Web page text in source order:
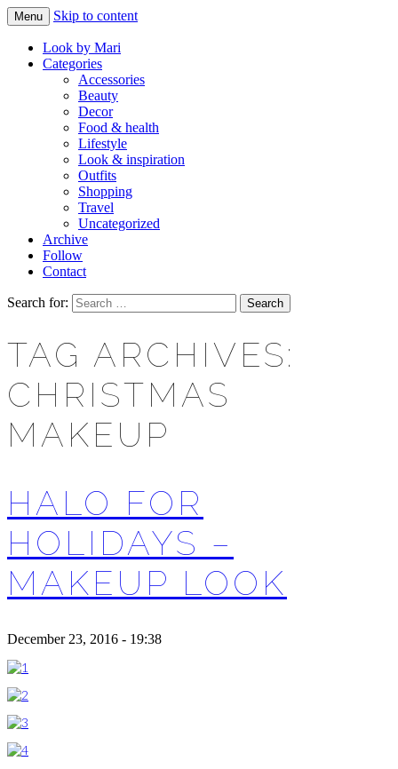
LOOK BY MARI
Makeup & beauty blog
Menu Skip to content
Look by Mari
Categories
Accessories
Beauty
Decor
Food & health
Lifestyle
Look & inspiration
Outfits
Shopping
Travel
Uncategorized
Archive
Follow
Contact
Search for:
TAG ARCHIVES:
CHRISTMAS
MAKEUP
HALO FOR
HOLIDAYS –
MAKEUP LOOK
December 23, 2016 - 19:38